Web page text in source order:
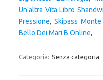
Un'altra Vita Libro
Pressione,Skipass
Bello Dei Mari B Online,
Categoria: Senza categoria